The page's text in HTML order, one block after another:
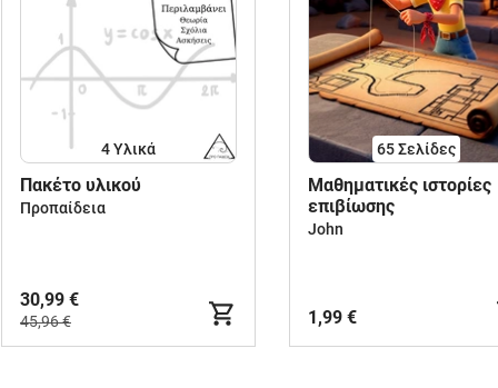
4 Υλικά
Πακέτο υλικού
Προπαίδεια
30,99 €
45,96 €
65Σελίδες
Μαθηματικές ιστορίες
επιβίωσης
John
1,99 €